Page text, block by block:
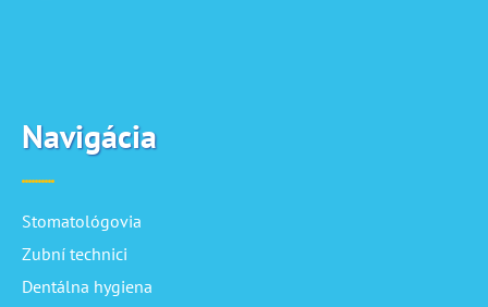
Navigácia
Stomatológovia
Zubní technici
Dentálna hygiena